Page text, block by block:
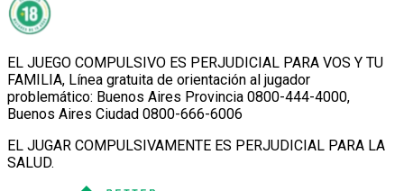
EL JUEGO COMPULSIVO ES PERJUDICIAL PARA VOS Y TU
FAMILIA, Línea gratuita de orientación al jugador
problemático: Buenos Aires Provincia 0800-444-4000,
Buenos Aires Ciudad 0800-666-6006
EL JUGAR COMPULSIVAMENTE ES PERJUDICIAL PARA LA
SALUD.